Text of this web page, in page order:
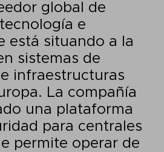
global de
e
está situando a la
sistemas de
infraestructuras
La compañía
una plataforma
para centrales
permite operar de